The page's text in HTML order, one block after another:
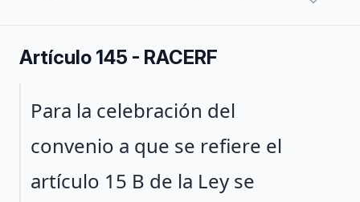
Artículo 145 - RACERF
Párrafo 1
Para la celebración del
convenio a que se refiere el
artículo 15 B de la Ley se